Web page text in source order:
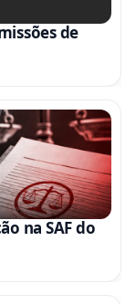
de
na SAF do